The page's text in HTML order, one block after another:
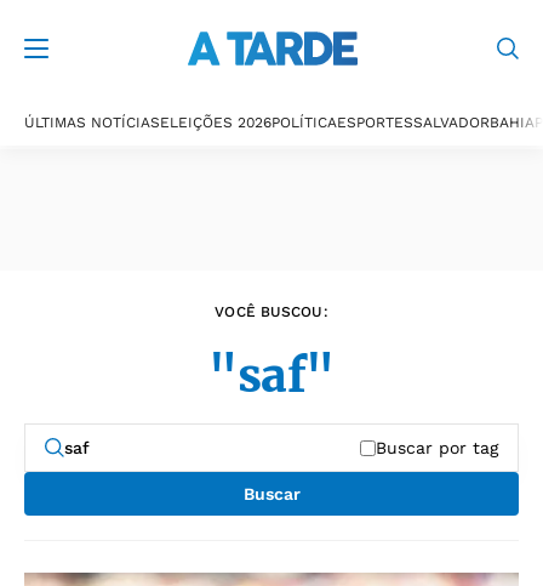
ÚLTIMAS NOTÍCIASELEIÇÕES 2026POLÍTICAESPORTESSALVADORBAHIA
VOCÊ BUSCOU:
"saf"
Buscar por tag
Buscar